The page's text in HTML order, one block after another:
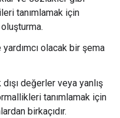
tanımlamak için
olacak bir şema
değerler veya yanlış
tanımlamak için
birkaçıdır.